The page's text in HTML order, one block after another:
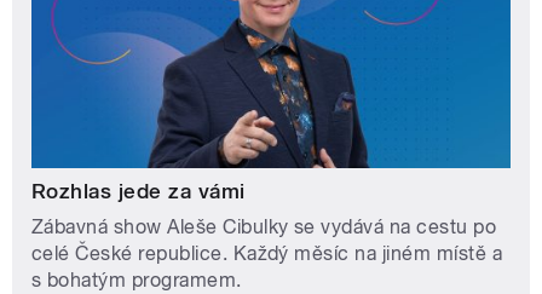
Rozhlas jede za vámi
Zábavná show Aleše Cibulky se vydává na cestu po
celé České republice. Každý měsíc na jiném místě a
s bohatým programem.